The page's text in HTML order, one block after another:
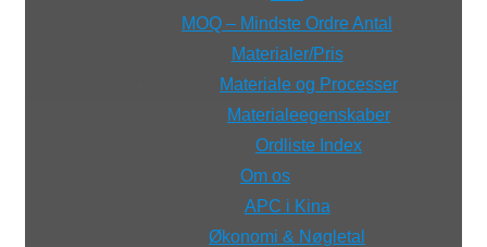
MOQ – Mindste Ordre Antal
Materialer/Pris
Materiale og Processer
Materialeegenskaber
Ordliste Index
Om os
APC i Kina
Økonomi & Nøgletal